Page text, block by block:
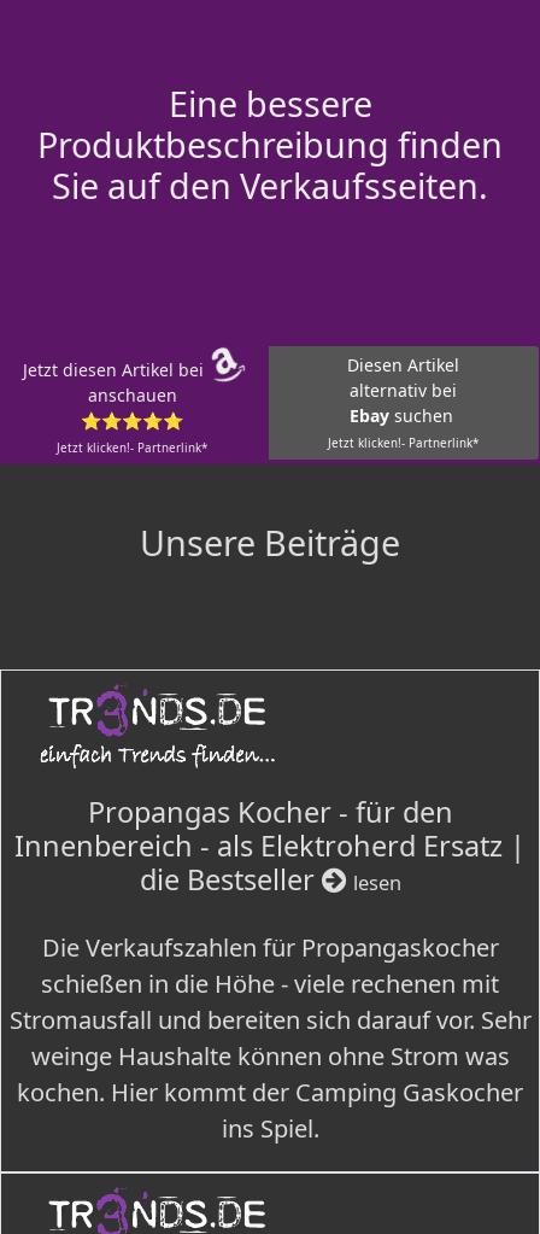
Eine bessere
Produktbeschreibung finden
Sie auf den Verkaufsseiten.
Jetzt diesen Artikel bei
anschauen
⭐⭐⭐⭐⭐
Jetzt klicken!- Partnerlink*
Diesen Artikel
alternativ bei
Ebay suchen
Jetzt klicken!- Partnerlink*
Unsere Beiträge
Propangas Kocher - für den
Innenbereich - als Elektroherd Ersatz |
die Bestseller
lesen
Die Verkaufszahlen für Propangaskocher
schießen in die Höhe - viele rechenen mit
Stromausfall und bereiten sich darauf vor. Sehr
weinge Haushalte können ohne Strom was
kochen. Hier kommt der Camping Gaskocher
ins Spiel.